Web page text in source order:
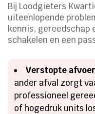
Bij Loodgieters
uiteenlopende
kennis, gereedschap
schakelen en een
Verstopte afvoer
ander afval zorgt
professioneel
of hogedruk units